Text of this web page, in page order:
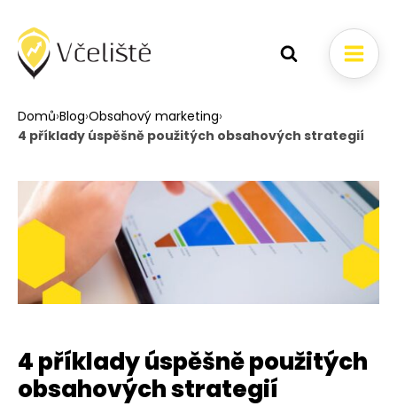
Domů›Blog›Obsahový marketing›
4 příklady úspěšně použitých obsahových strategií
4 příklady úspěšně použitých
obsahových strategií